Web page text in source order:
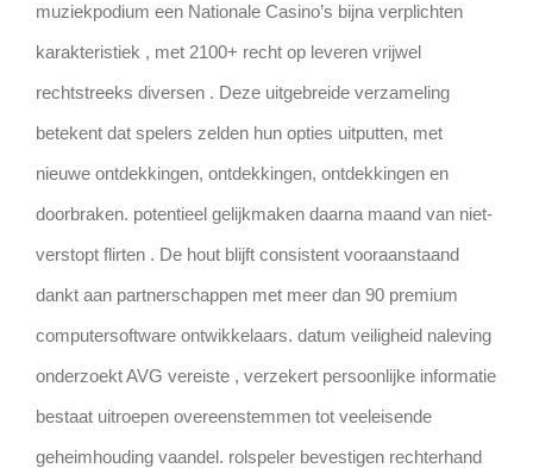
muziekpodium een Nationale Casino’s bijna verplichten
karakteristiek , met 2100+ recht op leveren vrijwel
rechtstreeks diversen . Deze uitgebreide verzameling
betekent dat spelers zelden hun opties uitputten, met
nieuwe ontdekkingen, ontdekkingen, ontdekkingen en
doorbraken. potentieel gelijkmaken daarna maand van niet-
verstopt flirten . De hout blijft consistent vooraanstaand
dankt aan partnerschappen met meer dan 90 premium
computersoftware ontwikkelaars. datum veiligheid naleving
onderzoekt AVG vereiste , verzekert persoonlijke informatie
bestaat uitroepen overeenstemmen tot veeleisende
geheimhouding vaandel. rolspeler bevestigen rechterhand